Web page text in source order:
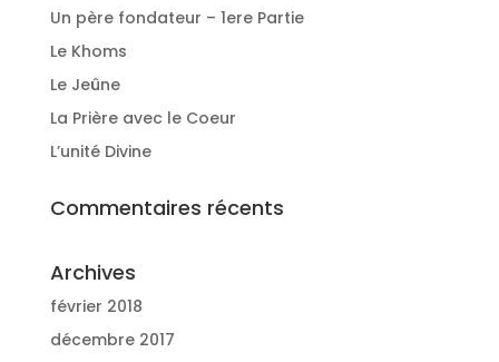
Un père fondateur – 1ere Partie
Le Khoms
Le Jeûne
La Prière avec le Coeur
L’unité Divine
Commentaires récents
Archives
février 2018
décembre 2017